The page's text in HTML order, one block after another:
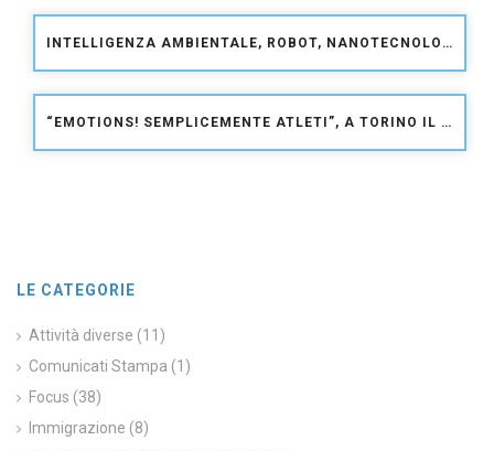
INTELLIGENZA AMBIENTALE, ROBOT, NANOTECNOLOGIE: SI RAFFORZA LA SINERGIA TRA INAIL E IIT
“EMOTIONS! SEMPLICEMENTE ATLETI”, A TORINO IL MONDO PARALIMPICO IN 50 SCATTI
LE CATEGORIE
Attività diverse (11)
Comunicati Stampa (1)
Focus (38)
Immigrazione (8)